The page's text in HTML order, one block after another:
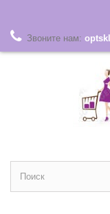
Звоните нам: